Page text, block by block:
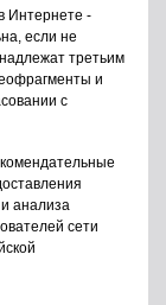
Интернете -
если не
третьим
и
с
анализа
сети